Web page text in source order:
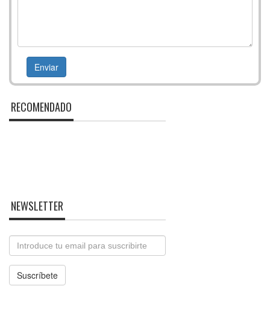
RECOMENDADO
NEWSLETTER
Email
Suscríbete